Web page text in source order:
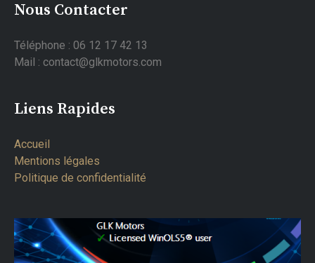
Nous Contacter
Téléphone : 06 12 17 42 13
Mail : contact@glkmotors.com
Liens Rapides
Accueil
Mentions légales
Politique de confidentialité